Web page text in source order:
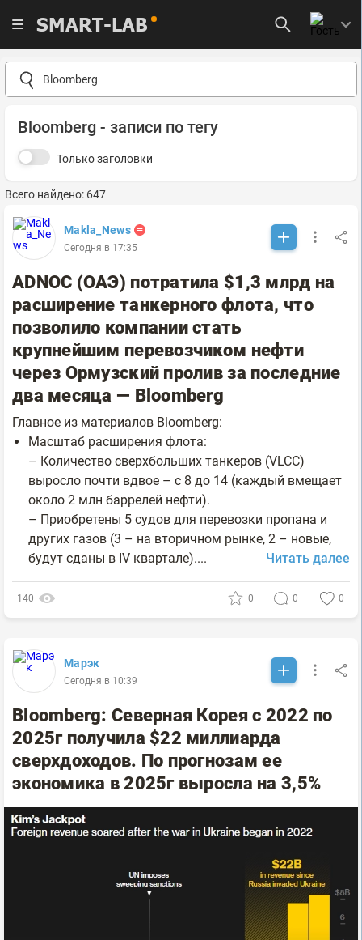
SMART-LAB
Bloomberg - записи по тегу
Только заголовки
Всего найдено: 647
Makla_News
Сегодня в 17:35
ADNOC (ОАЭ) потратила $1,3 млрд на
расширение танкерного флота, что
позволило компании стать
крупнейшим перевозчиком нефти
через Ормузский пролив за последние
два месяца — Bloomberg
Главное из материалов Bloomberg:
Масштаб расширения флота:
– Количество сверхбольших танкеров (VLCC)
выросло почти вдвое – с 8 до 14 (каждый вмещает
около 2 млн баррелей нефти).
– Приобретены 5 судов для перевозки пропана и
других газов (3 – на вторичном рынке, 2 – новые,
будут сданы в IV квартале)....
Читать далее
140 0 0 0
Марэк
Сегодня в 10:39
Bloomberg: Северная Корея с 2022 по
2025г получила $22 миллиарда
сверхдоходов. По прогнозам ее
экономика в 2025г выросла на 3,5%